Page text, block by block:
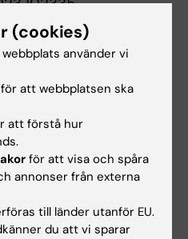
och förlossning
(cookies)
använder vi
att webbplatsen ska
att förstå hur
för att visa och spåra
annonser från externa
till länder utanför EU.
du att vi sparar